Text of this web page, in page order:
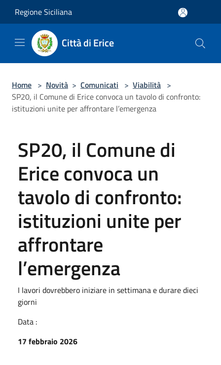
Regione Siciliana
Città di Erice
Home > Novità > Comunicati > Viabilità >
SP20, il Comune di Erice convoca un tavolo di confronto:
istituzioni unite per affrontare l’emergenza
SP20, il Comune di
Erice convoca un
tavolo di confronto:
istituzioni unite per
affrontare
l’emergenza
I lavori dovrebbero iniziare in settimana e durare dieci
giorni
Data :
17 febbraio 2026